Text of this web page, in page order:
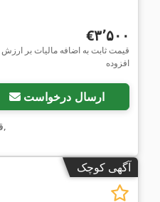
‎€۳٬۵۰۰
قیمت ثابت به اضافه مالیات بر ارزش
افزوده
ارسال درخواست
,
آگهی کوچک